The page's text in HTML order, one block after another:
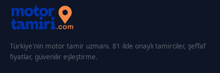
Türkiye'nin motor tamir uzmanı. 81 ilde onaylı tamirciler, şeffaf
fiyatlar, güvenilir eşleştirme.